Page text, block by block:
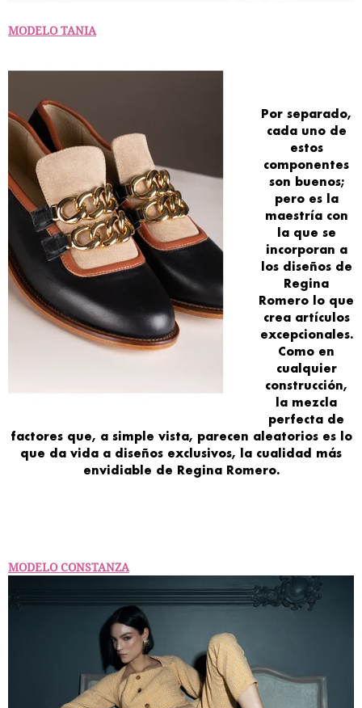
MODELO TANIA
Por separado,
cada uno de
estos
componentes
son buenos;
pero es la
maestría con
la que se
incorporan a
los diseñosde
Regina
Romero lo que
crea artículos
excepcionales.
Como en
cualquier
construcción,
la mezcla
perfecta de
factores que, a simple vista, parecen aleatorios es lo
que da vida a diseños exclusivos, la cualidad más
envidiable de Regina Romero.
MODELO CONSTANZA